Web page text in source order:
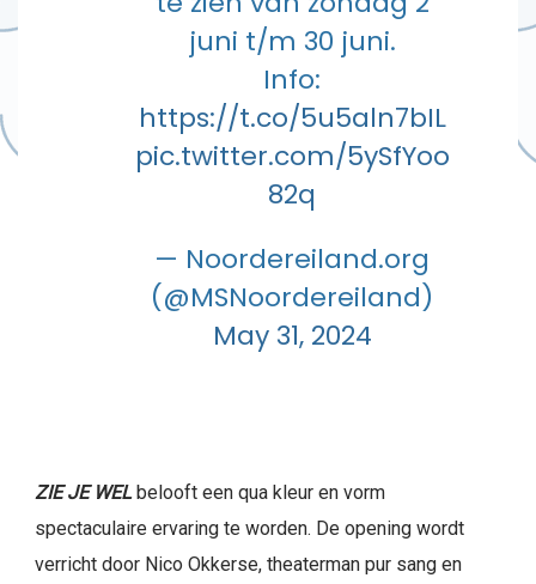
juni t/m 30 juni.
Info:
https://t.co/5u5aln7bIL
pic.twitter.com/5ySfYoo
82q
— Noordereiland.org
(@MSNoordereiland)
May 31, 2024
ZIE JE WELbelooft een qua kleur en vorm
spectaculaire ervaring te worden. De opening wordt
verricht door Nico Okkerse, theaterman pur sang en